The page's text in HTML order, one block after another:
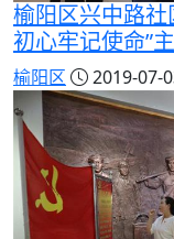
榆阳区兴中路社
初心牢记使命”
榆阳区 2019-07-